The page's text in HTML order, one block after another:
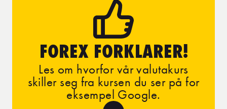
FOREX FORKLARER!
Les om hvorfor vår valutakurs
skiller seg fra kursen du ser på for
eksempel Google.